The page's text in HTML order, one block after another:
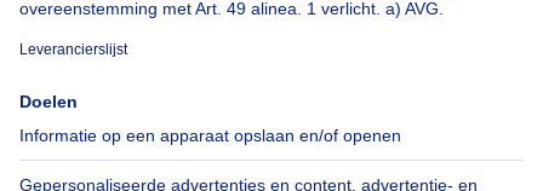
Over
Immoweb
Pers
Jobs
Axel Springer Group
Tools
Belfius
Verzekeringen